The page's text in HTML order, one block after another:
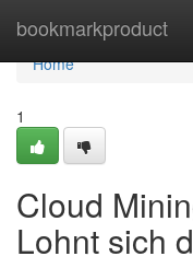
bookmarkproduct
Home
Home
1
Cloud
Lohnt sich